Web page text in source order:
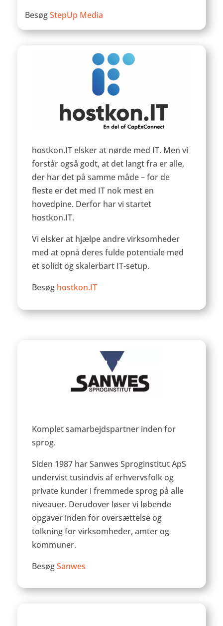
BesøgStepUp Media
hostkon.IT elsker at nørde med IT. Men vi
forstår også godt, at det langt fra er alle,
der har det på samme måde – for de
fleste er det med IT nok mest en
hovedpine. Derfor har vi startet
hostkon.IT.
Vi elsker at hjælpe andre virksomheder
med at opnå deres fulde potentiale med
et solidt og skalerbart IT-setup.
Besøg hostkon.IT
Komplet samarbejdspartner inden for
sprog.
Siden 1987 har Sanwes Sproginstitut ApS
undervist tusindvis af erhvervsfolk og
private kunder i fremmede sprog på alle
niveauer. Derudover løser vi løbende
opgaver inden for oversættelse og
tolkning for virksomheder, amter og
kommuner.
BesøgSanwes